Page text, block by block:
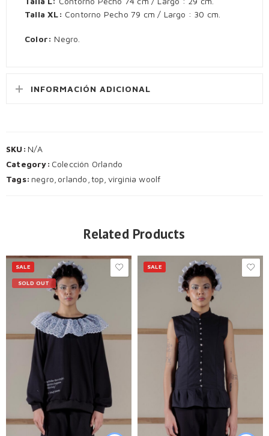
Talla XL: Contorno Pecho 79 cm / Largo : 30 cm.
Color: Negro.
INFORMACIÓN ADICIONAL
SKU: N/A
Category: Colección Orlando
Tags: negro orlando top virginia woolf
Related Products
SALE
SOLD OUT
SALE